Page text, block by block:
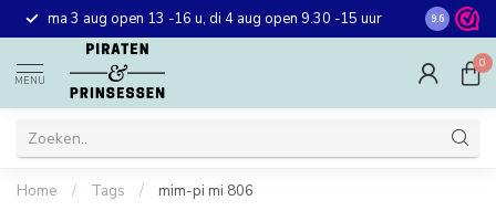
ma 3 aug open 13 -16 u, di 4 aug open 9.30 -15 uur Gratis
winkel in
9.6
MENU
0
Home / Tags / mim-pi mi 806